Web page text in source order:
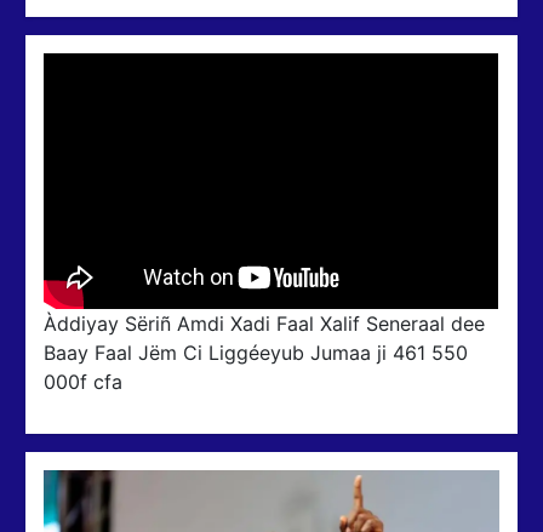
Àddiyay Sëriñ Amdi Xadi Faal Xalif Seneraal dee
Baay Faal Jëm Ci Liggéeyub Jumaa ji 461 550
000f cfa